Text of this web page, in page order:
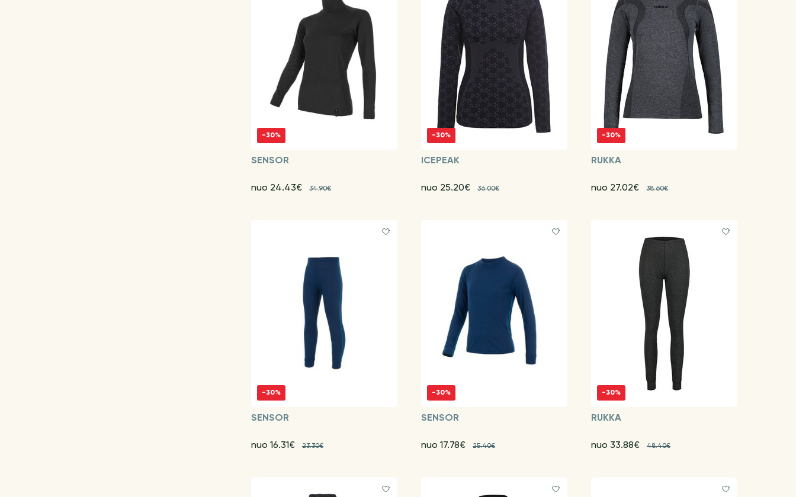
-30%
SENSOR
nuo 24.43€ 34.90€
-30%
ICEPEAK
nuo 25.20€ 36.00€
-30%
RUKKA
nuo 27.02€ 38.60€
-30%
SENSOR
nuo 16.31€ 23.30€
-30%
SENSOR
nuo 17.78€ 25.40€
-30%
RUKKA
nuo 33.88€ 48.40€